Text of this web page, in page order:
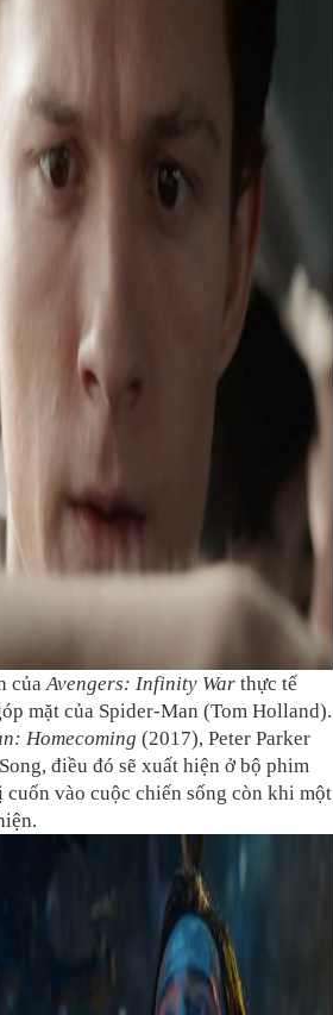
củaAvengers: Infinity War thực tế
mặt của Spider-Man (Tom Holland).
Homecoming (2017), Peter Parker
điều đó sẽ xuất hiện ở bộ phim
vào cuộc chiến sống còn khi một